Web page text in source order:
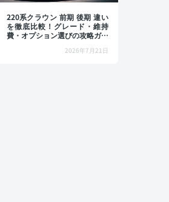
220系クラウン 前期 後期 違い
を徹底比較！グレード・維持
費・オプション選びの攻略ガイ
2026年7月21日